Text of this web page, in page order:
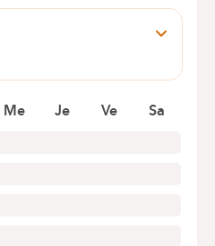
Me Je Ve Sa